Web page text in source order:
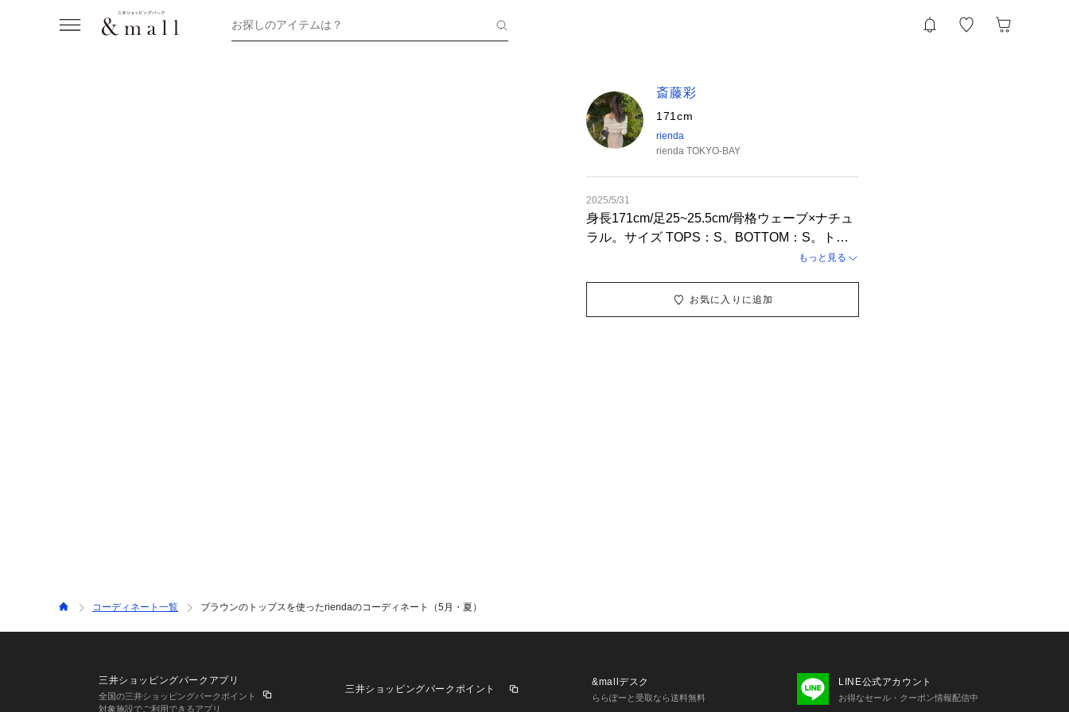
お探しのアイテムは？
斎藤彩
171cm
rienda
rienda TOKYO-BAY
2025/5/31
身長171cm/足25~25.5cm/骨格ウェーブ×ナチュ
ラル。サイズ TOPS：S、BOTTOM：S。トッ
プスはSとMで丈違いのお作りで、Sだとインせ
はSだと広がりすぎずスッキリと着やすいで
す！足の細見え効果も😭✨トップスが落ち着い
もっと見る
お気に入りに追加
コーディネート一覧 ブラウンのトップスを使ったriendaのコーディネート（5月・夏）
三井ショッピングパークアプリ
全国の三井ショッピングパークポイント
対象施設でご利用できるアプリ
三井ショッピングパークポイント
&mallデスク
ららぽーと受取なら送料無料
LINE公式アカウント
お得なセール・クーポン情報配信中